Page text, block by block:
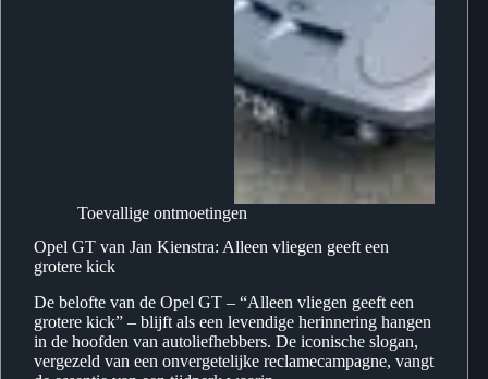
Toevallige ontmoetingen
Opel GT van Jan Kienstra: Alleen vliegen geeft een
grotere kick
De belofte van de Opel GT – “Alleen vliegen geeft een
grotere kick” – blijft als een levendige herinnering hangen
in de hoofden van autoliefhebbers. De iconische slogan,
vergezeld van een onvergetelijke reclamecampagne, vangt